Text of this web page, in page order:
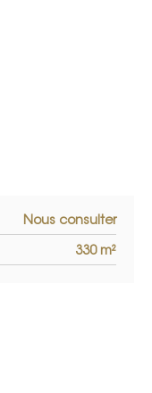
Nous consulter
330 m²